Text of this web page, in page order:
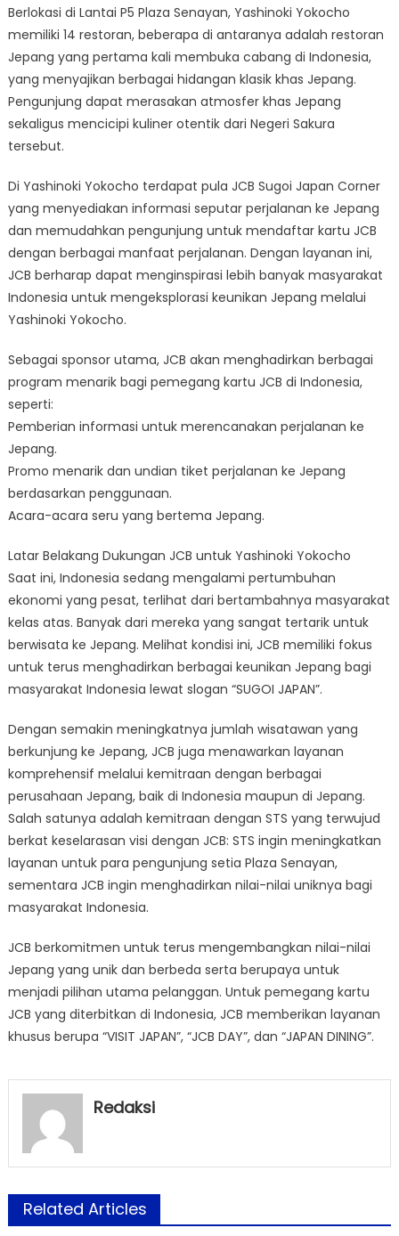
Berlokasi di Lantai P5 Plaza Senayan, Yashinoki Yokocho
memiliki 14 restoran, beberapa di antaranya adalah restoran
Jepang yang pertama kali membuka cabang di Indonesia,
yang menyajikan berbagai hidangan klasik khas Jepang.
Pengunjung dapat merasakan atmosfer khas Jepang
sekaligus mencicipi kuliner otentik dari Negeri Sakura
tersebut.
Di Yashinoki Yokocho terdapat pula JCB Sugoi Japan Corner
yang menyediakan informasi seputar perjalanan ke Jepang
dan memudahkan pengunjung untuk mendaftar kartu JCB
dengan berbagai manfaat perjalanan. Dengan layanan ini,
JCB berharap dapat menginspirasi lebih banyak masyarakat
Indonesia untuk mengeksplorasi keunikan Jepang melalui
Yashinoki Yokocho.
Sebagai sponsor utama, JCB akan menghadirkan berbagai
program menarik bagi pemegang kartu JCB di Indonesia,
seperti:
Pemberian informasi untuk merencanakan perjalanan ke
Jepang.
Promo menarik dan undian tiket perjalanan ke Jepang
berdasarkan penggunaan.
Acara-acara seru yang bertema Jepang.
Latar Belakang Dukungan JCB untuk Yashinoki Yokocho
Saat ini, Indonesia sedang mengalami pertumbuhan
ekonomi yang pesat, terlihat dari bertambahnya masyarakat
kelas atas. Banyak dari mereka yang sangat tertarik untuk
berwisata ke Jepang. Melihat kondisi ini, JCB memiliki fokus
untuk terus menghadirkan berbagai keunikan Jepang bagi
masyarakat Indonesia lewat slogan “SUGOI JAPAN”.
Dengan semakin meningkatnya jumlah wisatawan yang
berkunjung ke Jepang, JCB juga menawarkan layanan
komprehensif melalui kemitraan dengan berbagai
perusahaan Jepang, baik di Indonesia maupun di Jepang.
Salah satunya adalah kemitraan dengan STS yang terwujud
berkat keselarasan visi dengan JCB: STS ingin meningkatkan
layanan untuk para pengunjung setia Plaza Senayan,
sementara JCB ingin menghadirkan nilai-nilai uniknya bagi
masyarakat Indonesia.
JCB berkomitmen untuk terus mengembangkan nilai-nilai
Jepang yang unik dan berbeda serta berupaya untuk
menjadi pilihan utama pelanggan. Untuk pemegang kartu
JCB yang diterbitkan di Indonesia, JCB memberikan layanan
khusus berupa “VISIT JAPAN”, “JCB DAY”, dan “JAPAN DINING”.
Redaksi
Related Articles